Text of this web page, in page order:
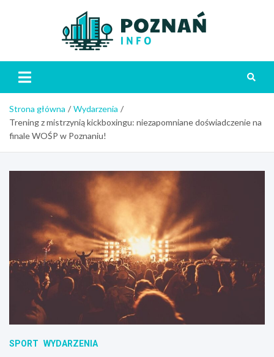
Strona główna
Wydarzenia
Trening z mistrzynią kickboxingu: niezapomniane doświadczenie na
finale WOŚP w Poznaniu!
SPORT WYDARZENIA